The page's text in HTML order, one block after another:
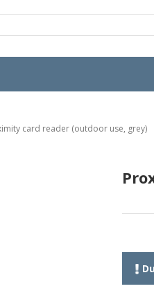
card reader (outdoor use, grey)